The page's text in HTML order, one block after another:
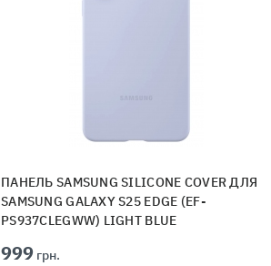
ПАНЕЛЬ SAMSUNG SILICONE COVER ДЛЯ
SAMSUNG GALAXY S25 EDGE (EF-
PS937CLEGWW) LIGHT BLUE
999 грн.